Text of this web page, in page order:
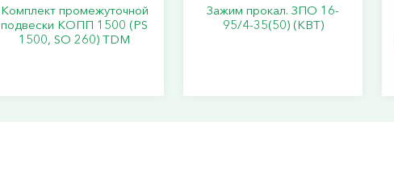
Комплект промежуточной
подвески КОПП 1500 (PS
1500, SO 260) TDM
Зажим прокал. ЗПО 16-
95/4-35(50) (КВТ)